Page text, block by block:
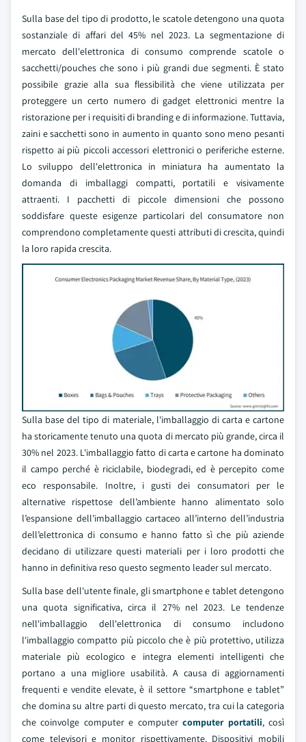
Sulla base del tipo di prodotto, le scatole detengono una quota
sostanziale di affari del 45% nel 2023. La segmentazione di
mercato dell'elettronica di consumo comprende scatole o
sacchetti/pouches che sono i più grandi due segmenti. È stato
possibile grazie alla sua flessibilità che viene utilizzata per
proteggere un certo numero di gadget elettronici mentre la
ristorazione per i requisiti di branding e di informazione. Tuttavia,
zaini e sacchetti sono in aumento in quanto sono meno pesanti
rispetto ai più piccoli accessori elettronici o periferiche esterne.
Lo sviluppo dell'elettronica in miniatura ha aumentato la
domanda di imballaggi compatti, portatili e visivamente
attraenti. I pacchetti di piccole dimensioni che possono
soddisfare queste esigenze particolari del consumatore non
comprendono completamente questi attributi di crescita, quindi
la loro rapida crescita.
Sulla base del tipo di materiale, l'imballaggio di carta e cartone
ha storicamente tenuto una quota di mercato più grande, circa il
30% nel 2023. L'imballaggio fatto di carta e cartone ha dominato
il campo perché è riciclabile, biodegradi, ed è percepito come
eco responsabile. Inoltre, i gusti dei consumatori per le
alternative rispettose dell’ambiente hanno alimentato solo
l’espansione dell’imballaggio cartaceo all’interno dell’industria
dell’elettronica di consumo e hanno fatto sì che più aziende
decidano di utilizzare questi materiali per i loro prodotti che
hanno in definitiva reso questo segmento leader sul mercato.
Sulla base dell'utente finale, gli smartphone e tablet detengono
una quota significativa, circa il 27% nel 2023. Le tendenze
nell'imballaggio dell'elettronica di consumo includono
l'imballaggio compatto più piccolo che è più protettivo, utilizza
materiale più ecologico e integra elementi intelligenti che
portano a una migliore usabilità. A causa di aggiornamenti
frequenti e vendite elevate, è il settore “smartphone e tablet”
che domina su altre parti di questo mercato, tra cui la categoria
che coinvolge computer e computercomputer portatili, così
come televisori e monitor rispettivamente. Dispositivi mobili